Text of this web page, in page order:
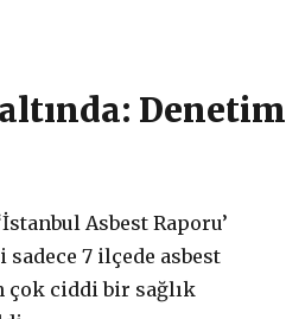
Denetim
Asbest Raporu’
sadece 7 ilçede asbest
çok ciddi bir sağlık